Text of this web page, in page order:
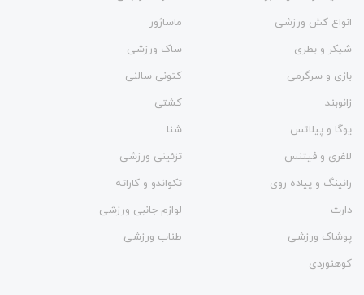
انواع کش ورزشی
ماساژور
شیکر و بطری
ساک ورزشی
بازی و سرگرمی
کتونی سالنی
زانوبند
کشتی
یوگا و پیلاتس
شنا
لاغری و فیتنس
تزئینی ورزشی
رانینگ و پیاده روی
تکواندو و کاراته
دارت
لوازم جانبی ورزشی
پوشاک ورزشی
طناب ورزشی
کوهنوردی